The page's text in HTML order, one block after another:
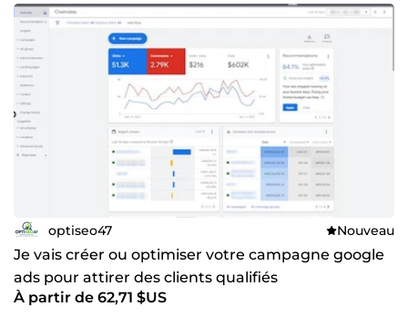
optiseo47 Nouveau
Je vais créer ou optimiser votre campagne google
ads pour attirer des clients qualifiés
À partir de 62,71 $US